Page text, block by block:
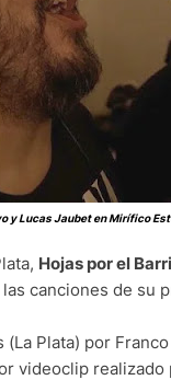
y Lucas Jaubet en Mirífico
Hojas por el
las canciones de su
Plata) por
videoclip